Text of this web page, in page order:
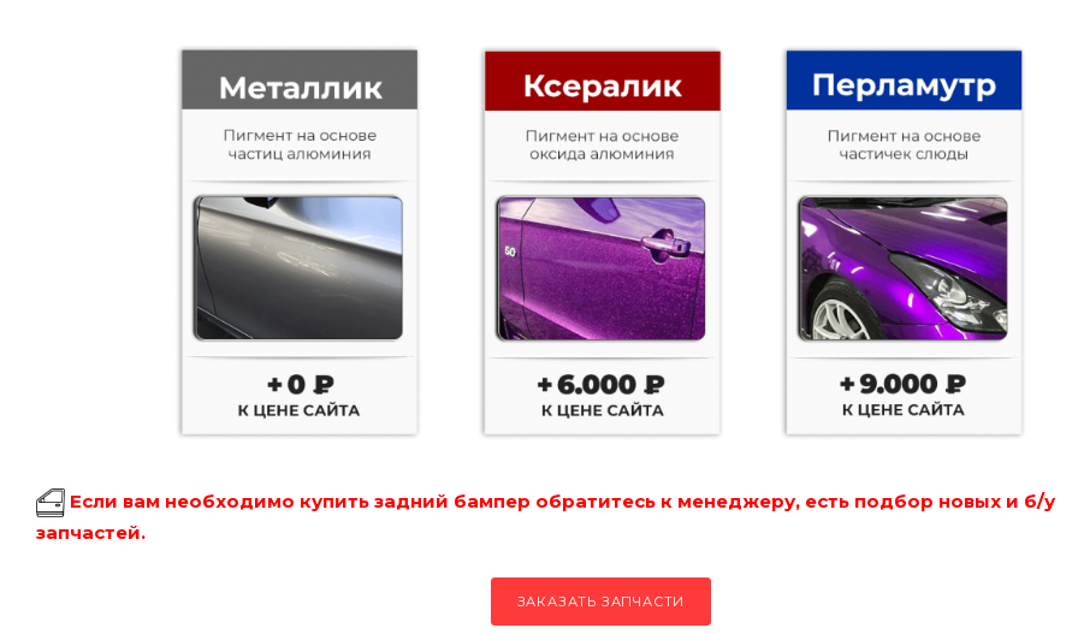
Если вам необходимо купить задний бампер обратитесь к менеджеру, есть подбор новых и б/у
запчастей.
ЗАКАЗАТЬ ЗАПЧАСТИ